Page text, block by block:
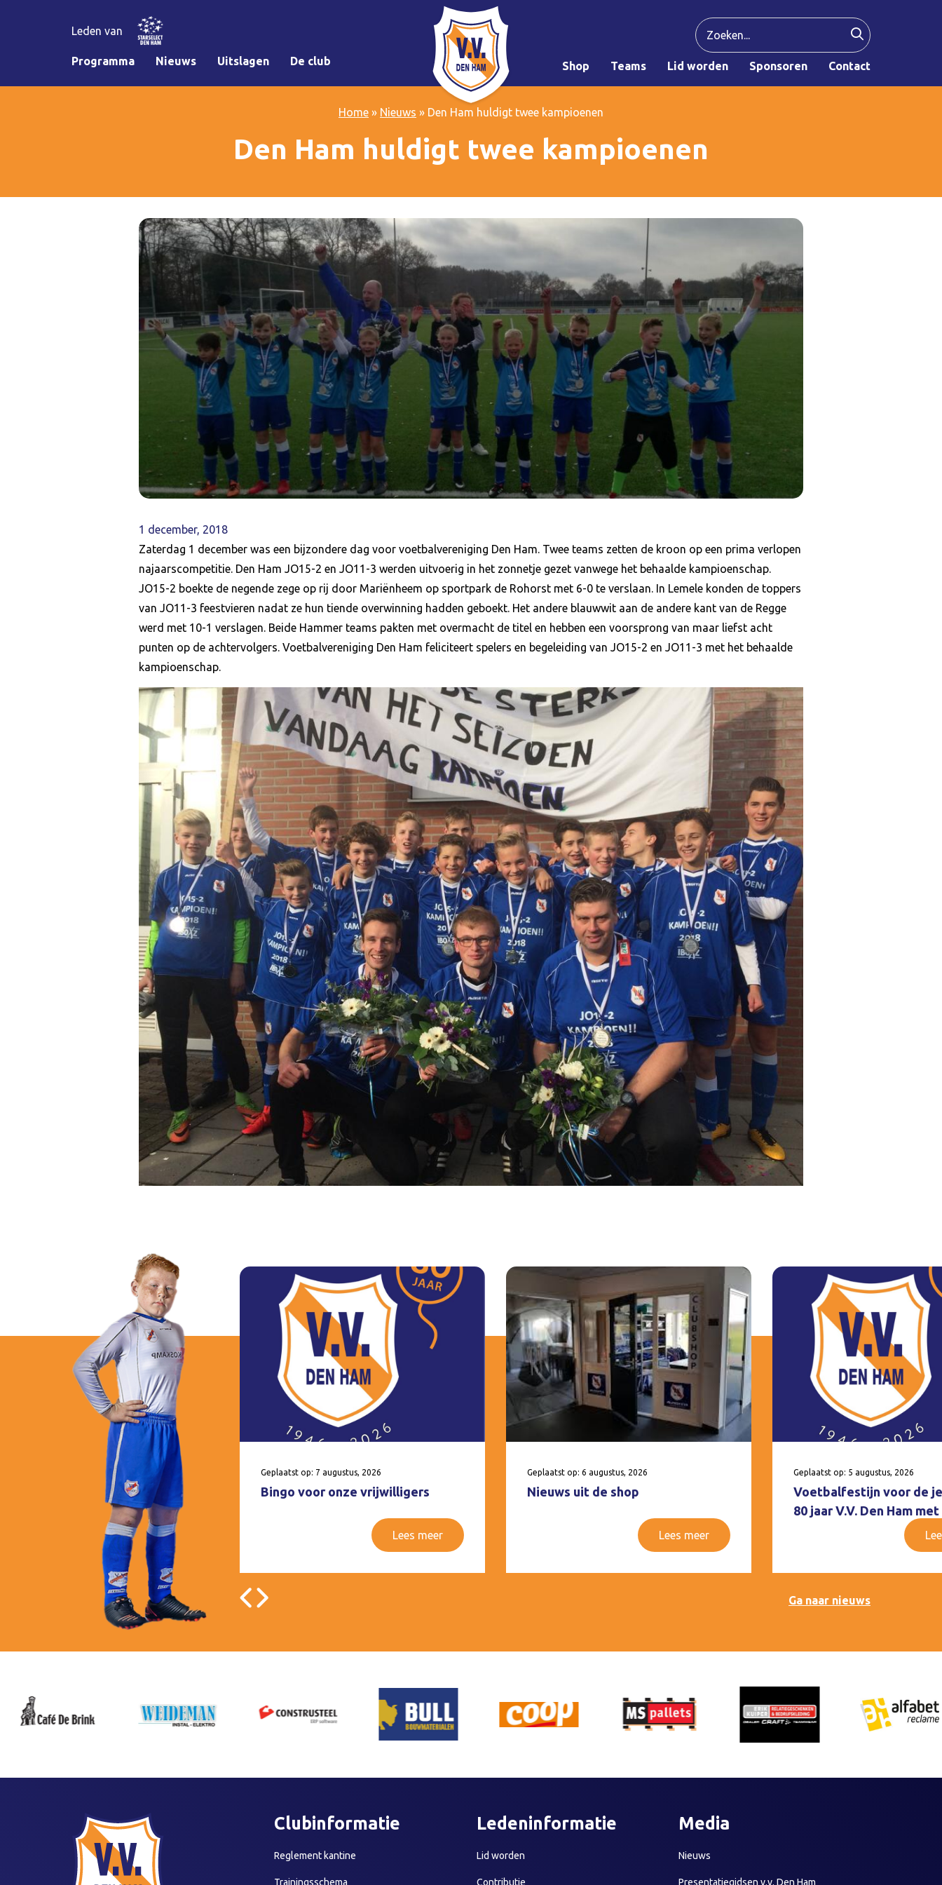
Leden van
Programma Nieuws Uitslagen De club Shop Teams Lid worden Sponsoren Contact
Home » Nieuws » Den Ham huldigt twee kampioenen
Den Ham huldigt twee kampioenen
1 december, 2018
Zaterdag 1 december was een bijzondere dag voor voetbalvereniging Den Ham. Twee teams zetten de kroon op een prima verlopen
najaarscompetitie. Den Ham JO15-2 en JO11-3 werden uitvoerig in het zonnetje gezet vanwege het behaalde kampioenschap.
JO15-2 boekte de negende zege op rij door Mariënheem op sportpark de Rohorst met 6-0 te verslaan. In Lemele konden de toppers
van JO11-3 feestvieren nadat ze hun tiende overwinning hadden geboekt. Het andere blauwwit aan de andere kant van de Regge
werd met 10-1 verslagen. Beide Hammer teams pakten met overmacht de titel en hebben een voorsprong van maar liefst acht
punten op de achtervolgers. Voetbalvereniging Den Ham feliciteert spelers en begeleiding van JO15-2 en JO11-3 met het behaalde
kampioenschap.
Geplaatst op: 7 augustus, 2026
Bingo voor onze vrijwilligers
Lees meer
Geplaatst op: 6 augustus, 2026
Nieuws uit de shop
Lees meer
Geplaatst op: 5 augustus, 2026
Voetbalfestijn voor de
80 jaar V.V. Den Ham
Ga naar nieuws
Clubinformatie
Reglement kantine
Trainingsschema
Ledeninformatie
Lid worden
Contributie
Media
Nieuws
Presentatiegidsen v.v. Den Ham